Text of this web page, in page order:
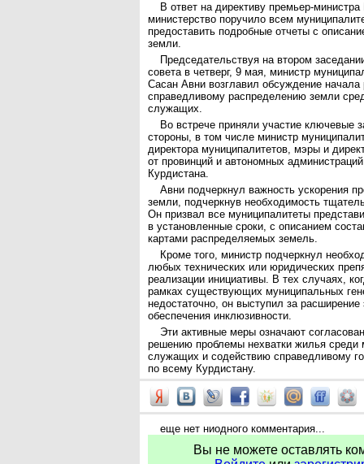
В ответ на директиву премьер-
министерство поручило всем
предоставить подробные отчеты с
земли.
Председательствуя на втором
совета в четверг, 9 мая, министр
Сасан Авни возглавил обсуждение начала
справедливому распределению земли
служащих.
Во встрече приняли участие ключевые
стороны, в том числе министр
директора муниципалитетов, мэры и
от провинций и автономных
Курдистана.
Авни подчеркнул важность ускорения
земли, подчеркнув необходимость
Он призвал все муниципалитеты
в установленные сроки, с описанием
картами распределяемых земель.
Кроме того, министр подчеркнул
любых технических или юридических
реализации инициативы. В тех случаях,
рамках существующих муниципальных
недостаточно, он выступил за
обеспечения инклюзивности.
Эти активные меры означают
решению проблемы нехватки жилья среди
служащих и содействию справедливому
по всему Курдистану.
еще нет ниодного комментария...
Вы не можете оставлять